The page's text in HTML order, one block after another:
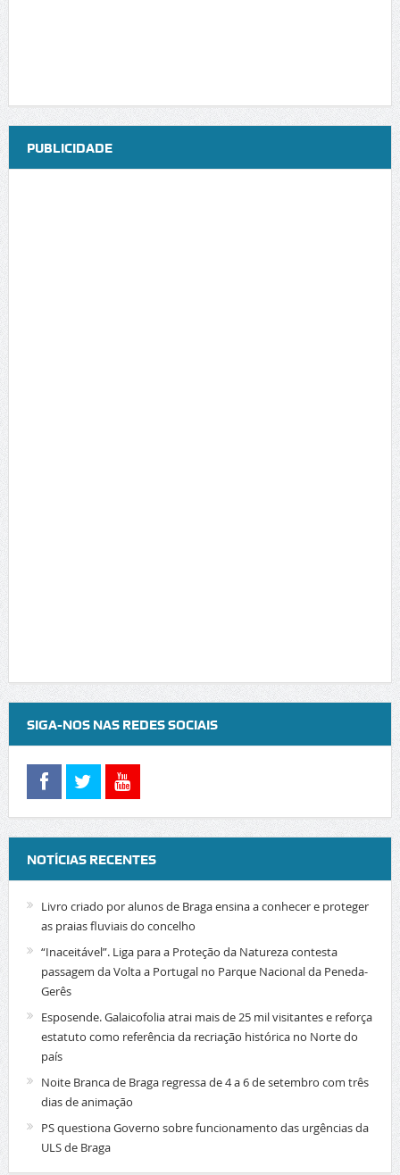
PUBLICIDADE
SIGA-NOS NAS REDES SOCIAIS
NOTÍCIAS RECENTES
Livro criado por alunos de Braga ensina a conhecer e proteger
as praias fluviais do concelho
“Inaceitável”. Liga para a Proteção da Natureza contesta
passagem da Volta a Portugal no Parque Nacional da Peneda-
Gerês
Esposende. Galaicofolia atrai mais de 25 mil visitantes e reforça
estatuto como referência da recriação histórica no Norte do
país
Noite Branca de Braga regressa de 4 a 6 de setembro com três
dias de animação
PS questiona Governo sobre funcionamento das urgências da
ULS de Braga